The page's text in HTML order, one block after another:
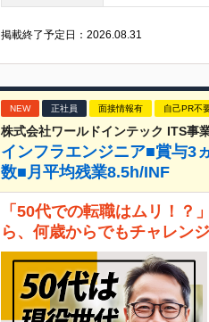
掲載終了予定日：2026.08.31
NEW 正社員 面接情報有 自己PR不
株式会社ワールドインテック ITS事
インフラエンジニア■賞与3
数■月平均残業8.5h/INF
「50代での転職はムリ！
ら、何歳からでもチャレン